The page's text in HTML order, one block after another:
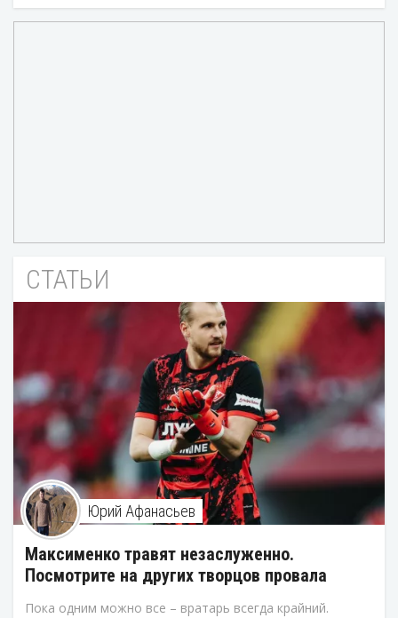
СТАТЬИ
Юрий Афанасьев
Максименко травят незаслуженно.
Посмотрите на других творцов провала
Пока одним можно все – вратарь всегда крайний.